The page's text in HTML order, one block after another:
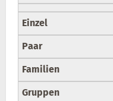
Einzel
Paar
Familien
Gruppen